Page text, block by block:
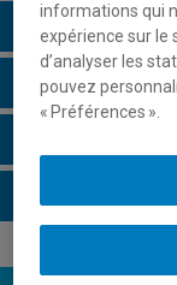
Description du
Horaire - Été
informations qui
expérience sur le
d’analyser les
pouvez
« Préférences ».